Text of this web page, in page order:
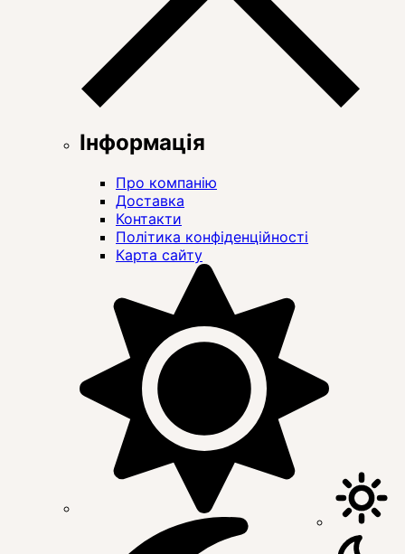
Інформація
Про компанію
Доставка
Контакти
Політика конфіденційності
Карта сайту